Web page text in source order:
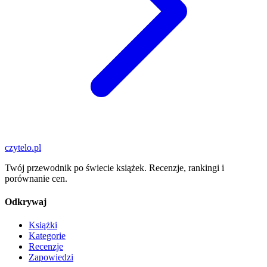
czytelo.pl
Twój przewodnik po świecie książek. Recenzje, rankingi i
porównanie cen.
Odkrywaj
Książki
Kategorie
Recenzje
Zapowiedzi